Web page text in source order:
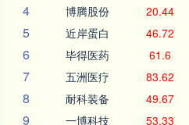
4 博腾股份 20.44
5 近岸蛋白 46.72
6 毕得医药 61.6
7 五洲医疗 83.62
8 耐科装备 49.67
9 一博科技 53.33